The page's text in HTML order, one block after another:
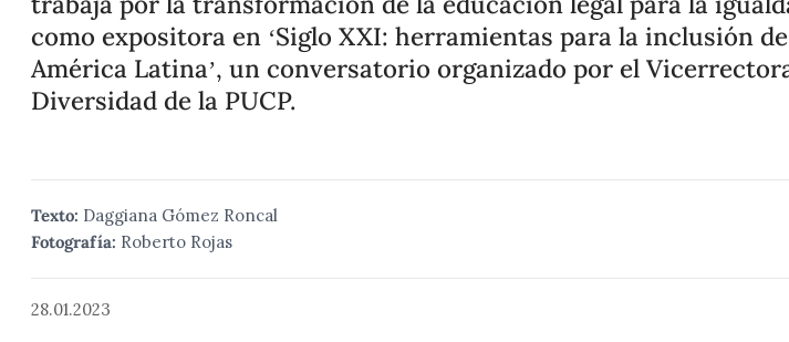
como expositora en ‘Siglo XXI: herramientas para la inclusión
América Latina’, un conversatorio organizado por el
Diversidad de la PUCP.
Texto: Daggiana Gómez Roncal
Fotografía: Roberto Rojas
28.01.2023